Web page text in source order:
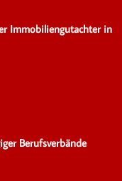
Immobiliengutachter in
Berufsverbände